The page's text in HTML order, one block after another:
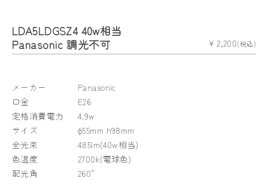
LDA5LDGSZ4 40w相当
Panasonic 調光不可
¥ 2,200(税込)
メーカー
Panasonic
口金
E26
定格消費電力
4.9w
サイズ
φ55mm h98mm
全光束
485lm(40w相当)
色温度
2700k(電球色)
配光角
260°